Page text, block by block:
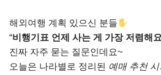
해외여행 계획 있으신 분들
“비행기표 언제 사는 게 가장 저렴해
진짜 자주 묻는 질문인데요~
오늘은 나라별로 정리된 예매 추천